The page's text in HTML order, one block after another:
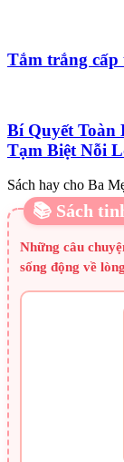
Tắm trắng cấp
Bí Quyết Toàn
Tạm Biệt Nỗi
Sách hay cho Ba
📚 Sách
Những câu
sống động về